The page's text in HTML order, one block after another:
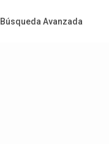
Búsqueda Avanzada